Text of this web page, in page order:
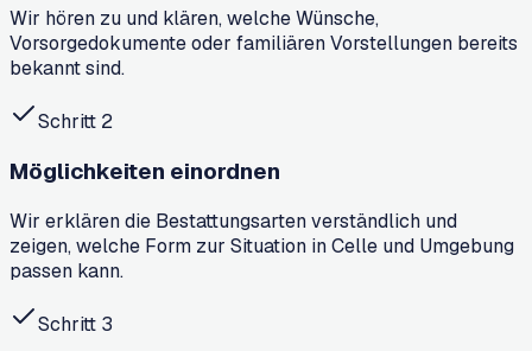
Wir hören zu und klären, welche Wünsche,
Vorsorgedokumente oder familiären Vorstellungen bereits
bekannt sind.
Schritt 2
Möglichkeiten einordnen
Wir erklären die Bestattungsarten verständlich und
zeigen, welche Form zur Situation in Celle und Umgebung
passen kann.
Schritt 3